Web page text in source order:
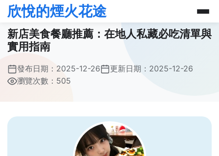
欣悅的煙火花途
新店美食餐廳推薦：在地人私藏必吃清單與
實用指南
發布日期： 2025-12-26 更新日期： 2025-12-26
瀏覽次數：505